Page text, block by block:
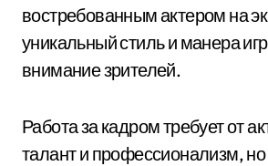
востребованным актером на
уникальный стиль и манера
внимание зрителей.
Работа за кадром требует от
талант и профессионализм, но